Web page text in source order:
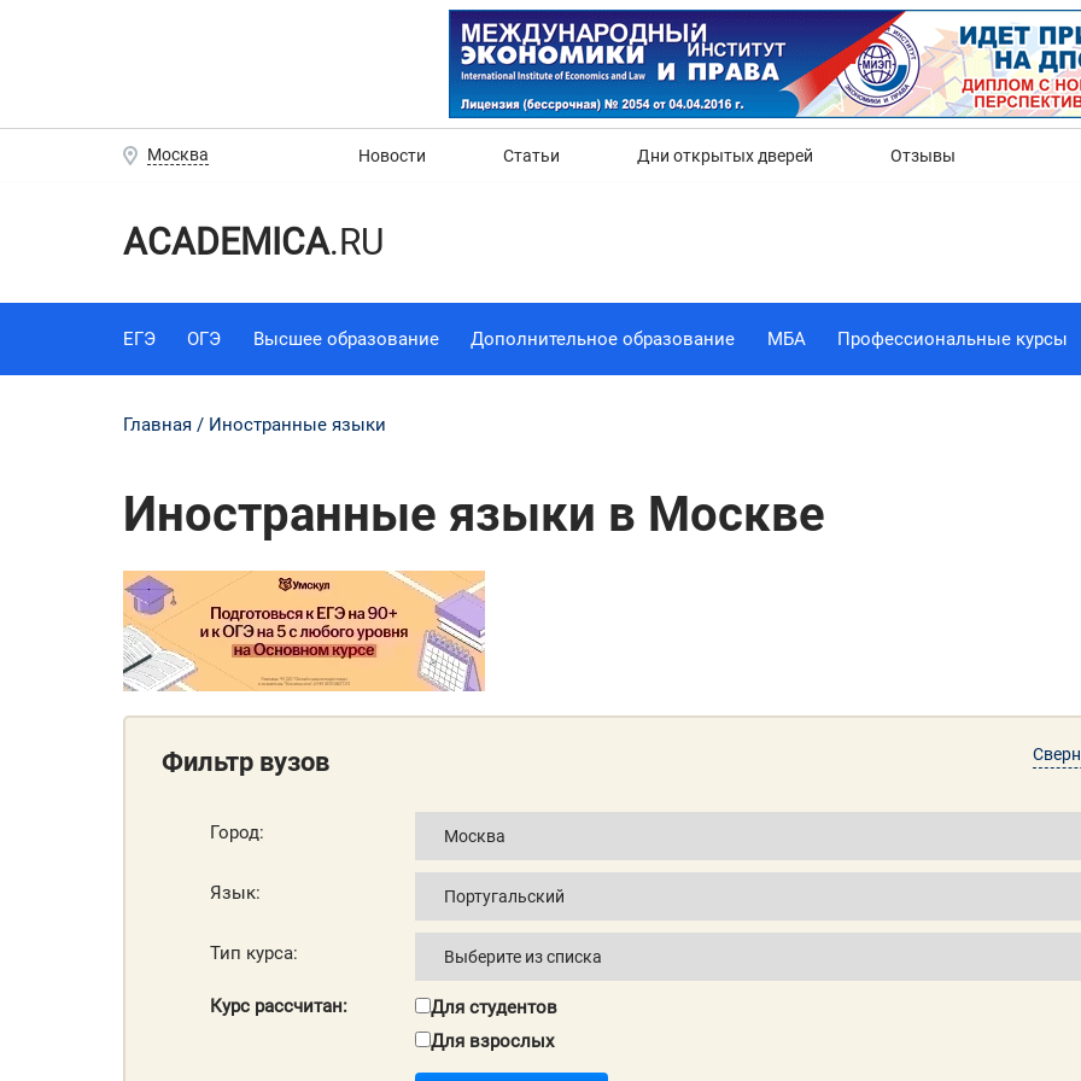
Москва Новости Статьи Дни открытых дверей Отзывы
ACADEMICA.RU
ЕГЭ ОГЭ Высшее образование Дополнительное образование МБА Профессиональные курсы
Главная Иностранные языки
Иностранные языки в Москве
Фильтр вузов
Город:
Язык:
Тип курса:
Курс рассчитан:
Для студентов
Для взрослых
Нет